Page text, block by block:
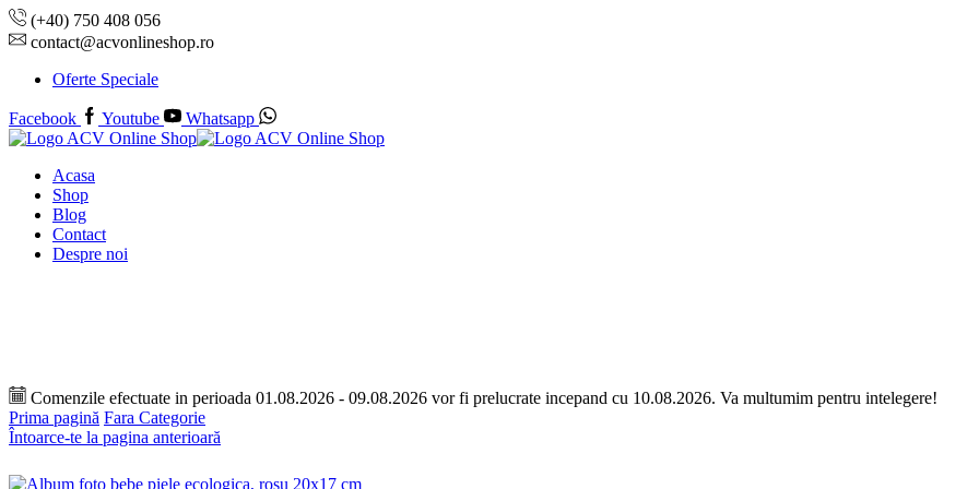
(+40) 750 408 056
contact@acvonlineshop.ro
Oferte Speciale
Facebook Youtube Whatsapp
Acasa
Shop
Blog
Contact
Despre noi
Comenzile efectuate in perioada 01.08.2026 - 09.08.2026 vor fi prelucrate incepand cu 10.08.2026. Va multumim pentru intelegere!
Prima pagină Fara Categorie
Întoarce-te la pagina anterioară